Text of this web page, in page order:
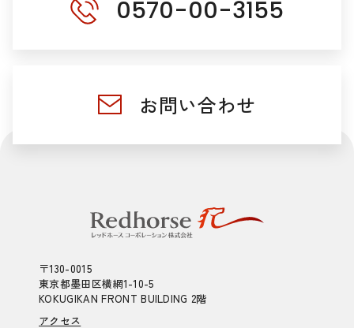
0570-00-3155
お問い合わせ
〒130-0015
東京都墨田区横網1-10-5
KOKUGIKAN FRONT BUILDING 2階
アクセス